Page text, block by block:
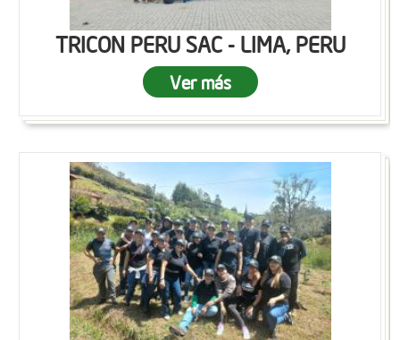
TRICON PERU SAC - LIMA, PERU
Ver más